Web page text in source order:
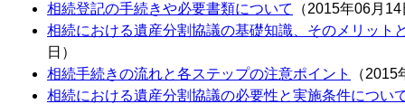
相続登記の手続きや必要書類について
（2015年06月
相続における遺産分割協議の基礎知識、そのメリット
日）
相続手続きの流れと各ステップの注意ポイント
（
相続における遺産分割協議の必要性と実施条件につい